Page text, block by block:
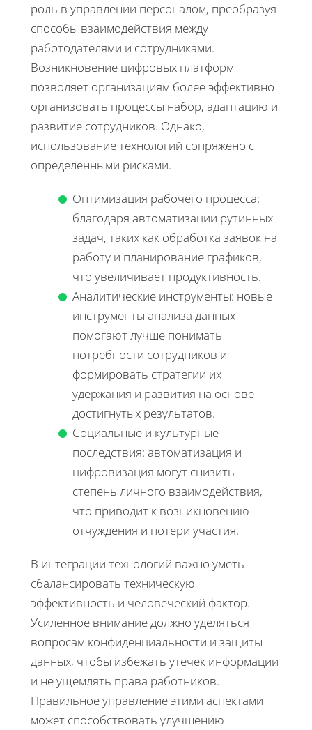
роль в управлении персоналом, преобразуя
способы взаимодействия между
работодателями и сотрудниками.
Возникновение цифровых платформ
позволяет организациям более эффективно
организовать процессы набор, адаптацию и
развитие сотрудников. Однако,
использование технологий сопряжено с
определенными рисками.
Оптимизация рабочего процесса:
благодаря автоматизации рутинных
задач, таких как обработка заявок на
работу и планирование графиков,
что увеличивает продуктивность.
Аналитические инструменты: новые
инструменты анализа данных
помогают лучше понимать
потребности сотрудников и
формировать стратегии их
удержания и развития на основе
достигнутых результатов.
Социальные и культурные
последствия: автоматизация и
цифровизация могут снизить
степень личного взаимодействия,
что приводит к возникновению
отчуждения и потери участия.
В интеграции технологий важно уметь
сбалансировать техническую
эффективность и человеческий фактор.
Усиленное внимание должно уделяться
вопросам конфиденциальности и защиты
данных, чтобы избежать утечек информации
и не ущемлять права работников.
Правильное управление этими аспектами
может способствовать улучшению